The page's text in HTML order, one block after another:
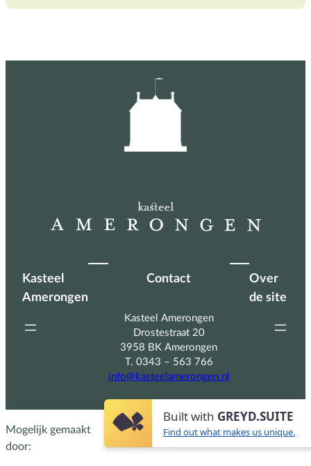
Built with GREYD.SUITE
Find out what makes us unique.
Kasteel
Amerongen
Contact
Kasteel Amerongen
Drostestraat 20
3958 BK Amerongen
T. 0343 – 563 766
info@kasteelamerongen.nl
Over
de site
Mogelijk gemaakt
door: